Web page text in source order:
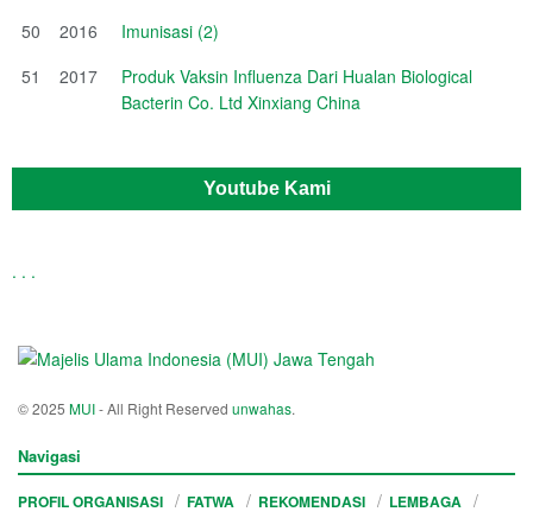
50
2016
Imunisasi (2)
51
2017
Produk Vaksin Influenza Dari Hualan Biological
Bacterin Co. Ltd Xinxiang China
Youtube Kami
. . .
© 2025 MUI- All Right Reserved unwahas.
Navigasi
PROFIL ORGANISASI FATWA REKOMENDASI
LEMBAGA